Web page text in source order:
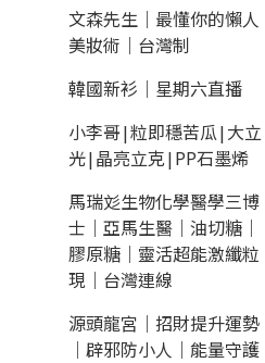
文森先生｜最懂你的懶人
美妝術｜台灣制
韓國新衫｜星期六直播
小李哥|粒即穩苦瓜|大立
光|晶亮立克|PP石墨烯
馬瑞彣生物化學醫學三博
士｜亞馬生醫｜油切糖｜
膠原糖｜靈活超能激纖粒
現｜台灣連線
源頭龍宮｜招財提升運勢
｜辟邪防小人｜能量守護